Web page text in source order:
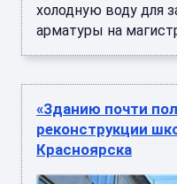
холодную воду для
арматуры на
«Зданию почти
реконструкции
Красноярска